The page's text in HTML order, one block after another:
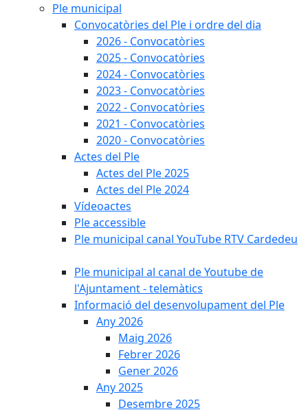
Ple municipal
Convocatòries del Ple i ordre del dia
2026 - Convocatòries
2025 - Convocatòries
2024 - Convocatòries
2023 - Convocatòries
2022 - Convocatòries
2021 - Convocatòries
2020 - Convocatòries
Actes del Ple
Actes del Ple 2025
Actes del Ple 2024
Vídeoactes
Ple accessible
Ple municipal canal YouTube RTV Cardedeu
Ple municipal al canal de Youtube de
l'Ajuntament - telemàtics
Informació del desenvolupament del Ple
Any 2026
Maig 2026
Febrer 2026
Gener 2026
Any 2025
Desembre 2025